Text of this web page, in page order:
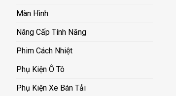
Màn Hình
Nâng Cấp Tính Năng
Phim Cách Nhiệt
Phụ Kiện Ô Tô
Phụ Kiện Xe Bán Tải